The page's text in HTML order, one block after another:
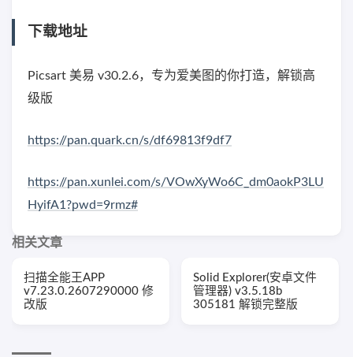
下载地址
Picsart 美易 v30.2.6，专为爱美图的你打造，解锁高
级版
https://pan.quark.cn/s/df69813f9df7
https://pan.xunlei.com/s/VOwXyWo6C_dm0aokP3LU
HyifA1?pwd=9rmz#
相关文章
扫描全能王APP
v7.23.0.2607290000 修
改版
Solid Explorer(安卓文件
管理器) v3.5.18b
305181 解锁完整版